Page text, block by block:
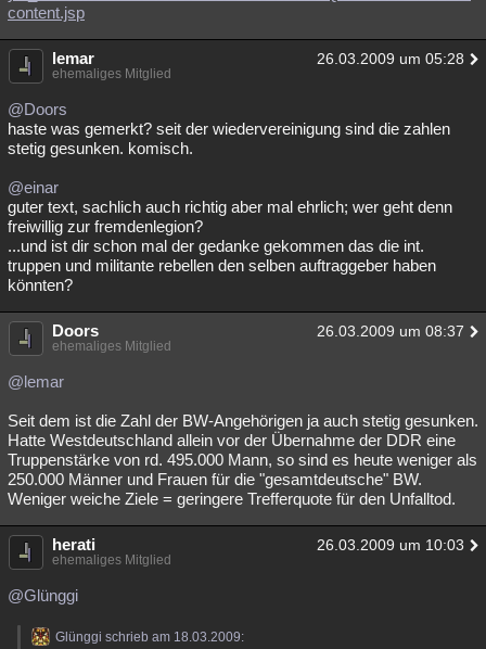
content.jsp
lemar 26.03.2009 um 05:28
ehemaliges Mitglied
@Doors
haste was gemerkt? seit der wiedervereinigung sind die zahlen
stetig gesunken. komisch.
@einar
guter text, sachlich auch richtig aber mal ehrlich; wer geht denn
freiwillig zur fremdenlegion?
...und ist dir schon mal der gedanke gekommen das die int.
truppen und militante rebellen den selben auftraggeber haben
könnten?
Doors 26.03.2009 um 08:37
ehemaliges Mitglied
@lemar
Seit dem ist die Zahl der BW-Angehörigen ja auch stetig gesunken.
Hatte Westdeutschland allein vor der Übernahme der DDR eine
Truppenstärke von rd. 495.000 Mann, so sind es heute weniger als
250.000 Männer und Frauen für die "gesamtdeutsche" BW.
Weniger weiche Ziele = geringere Trefferquote für den Unfalltod.
herati 26.03.2009 um 10:03
ehemaliges Mitglied
@Glünggi
Glünggi schrieb am 18.03.2009: